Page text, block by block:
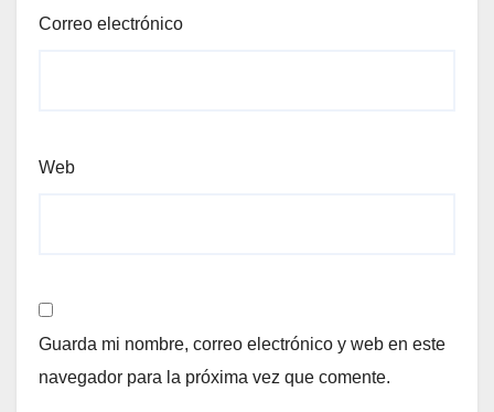
Correo electrónico
Web
Guarda mi nombre, correo electrónico y web en este
navegador para la próxima vez que comente.